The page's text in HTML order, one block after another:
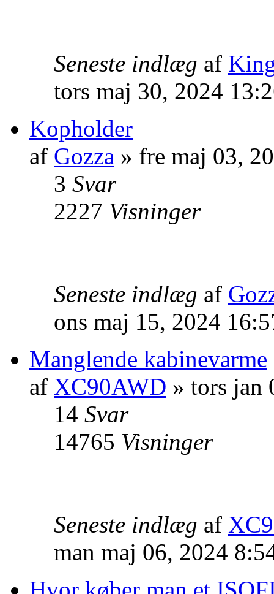
Seneste indlæg af
tors maj 30, 2024
Kopholder
af Gozza » fre maj 03,
3 Svar
2227 Visninger
Seneste indlæg af
ons maj 15, 2024
Manglende kabinevarme
af XC90AWD » tors jan
14 Svar
14765 Visninger
Seneste indlæg af
man maj 06, 2024